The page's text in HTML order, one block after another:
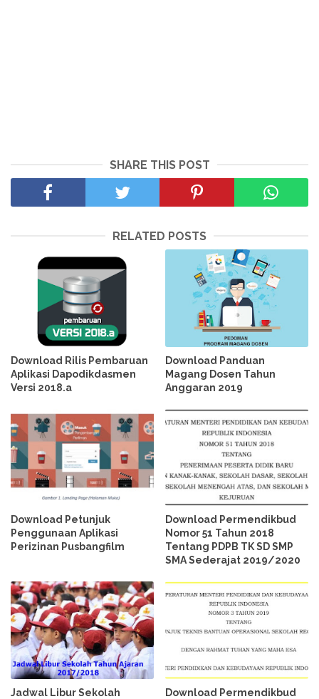
SHARE THIS POST
RELATED POSTS
Download Rilis Pembaruan
Aplikasi Dapodikdasmen
Versi 2018.a
Download Panduan
Magang Dosen Tahun
Anggaran 2019
Download Petunjuk
Penggunaan Aplikasi
Perizinan Pusbangfilm
Download Permendikbud
Nomor 51 Tahun 2018
Tentang PDPB TK SD SMP
SMA Sederajat 2019/2020
Jadwal Libur Sekolah
Download Permendikbud